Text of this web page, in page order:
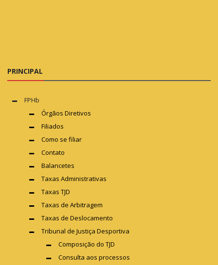
PRINCIPAL
FPHb
Órgãos Diretivos
Filiados
Como se filiar
Contato
Balancetes
Taxas Administrativas
Taxas TJD
Taxas de Arbitragem
Taxas de Deslocamento
Tribunal de Justiça Desportiva
Composição do TJD
Consulta aos processos